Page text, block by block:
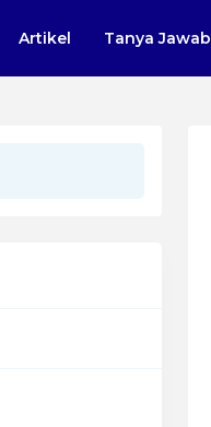
Artikel Tanya Jawab